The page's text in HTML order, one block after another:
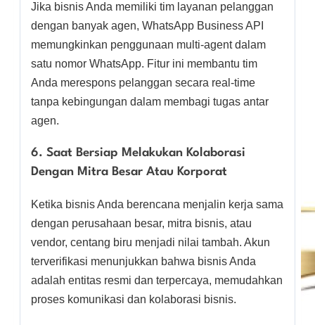
Jika bisnis Anda memiliki tim layanan pelanggan
dengan banyak agen, WhatsApp Business API
memungkinkan penggunaan multi-agent dalam
satu nomor WhatsApp. Fitur ini membantu tim
Anda merespons pelanggan secara real-time
tanpa kebingungan dalam membagi tugas antar
agen.
6. Saat Bersiap Melakukan Kolaborasi
Dengan Mitra Besar Atau Korporat
Ketika bisnis Anda berencana menjalin kerja sama
dengan perusahaan besar, mitra bisnis, atau
vendor, centang biru menjadi nilai tambah. Akun
terverifikasi menunjukkan bahwa bisnis Anda
adalah entitas resmi dan terpercaya, memudahkan
proses komunikasi dan kolaborasi bisnis.